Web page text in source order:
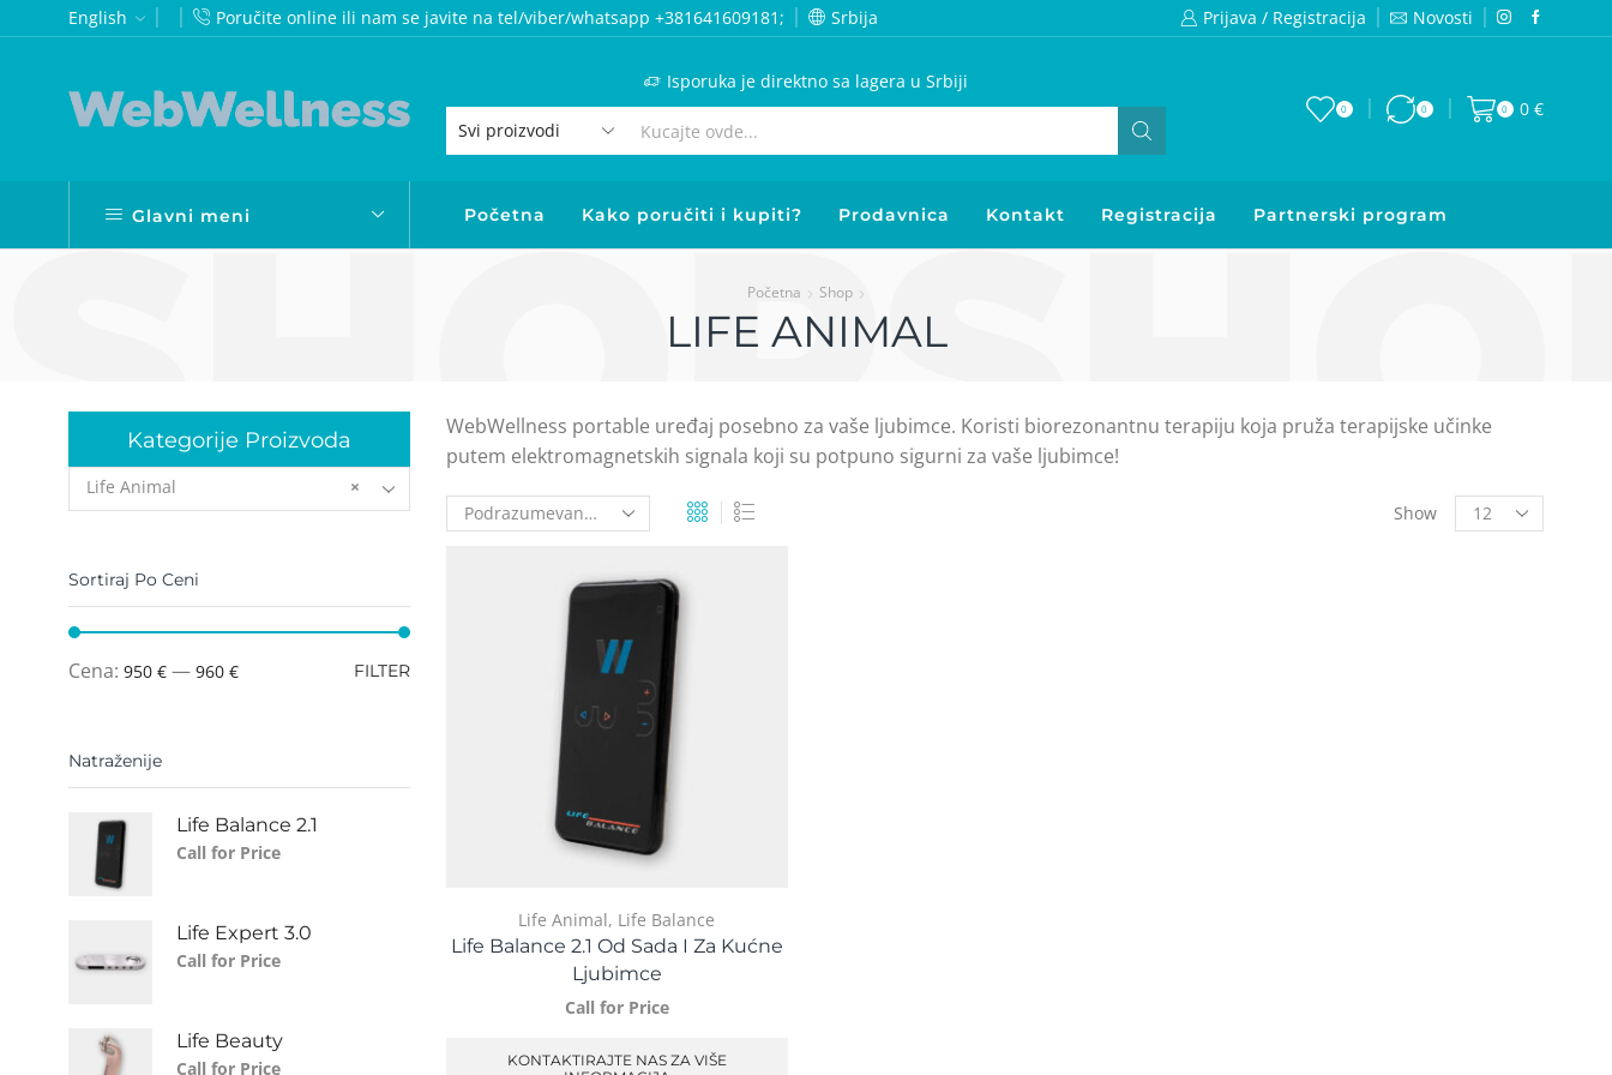
English Poručite online ili nam se javite na tel/viber/whatsapp +381641609181; Srbija Prijava / Registracija Novosti
Isporuka je direktno sa lagera u Srbiji
0 0 0 0 €
Glavni meni Početna Kako poručiti i kupiti? Prodavnica Kontakt Registracija Partnerski program
Početna Shop
LIFE ANIMAL
WebWellness portable uređaj posebno za vaše ljubimce. Koristi biorezonantnu terapiju koja pruža terapijske učinke
putem elektromagnetskih signala koji su potpuno sigurni za vaše ljubimce!
Show
Life Animal, Life Balance
Life Balance 2.1 Od Sada I Za Kućne
Ljubimce
Call for Price
KONTAKTIRAJTE NAS ZA VIŠE
Kategorije Proizvoda
×
Life Animal
Sortiraj Po Ceni
FILTER
Cena: 950 € — 960 €
Natraženije
Life Balance 2.1
Call for Price
Life Expert 3.0
Call for Price
Life Beauty
Call for Price